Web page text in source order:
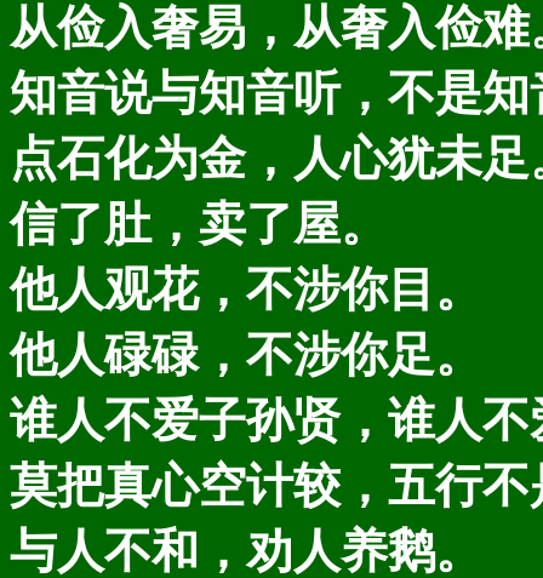
从俭入奢易，从奢入俭难
知音说与知音听，不是
点石化为金，人心犹未足
信了肚，卖了屋。
他人观花，不涉你目。
他人碌碌，不涉你足。
谁人不爱子孙贤，谁人
莫把真心空计较，五行
与人不和，劝人养鹅。